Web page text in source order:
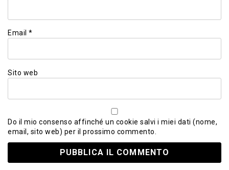
Email *
Sito web
Do il mio consenso affinché un cookie salvi i miei dati (nome,
email, sito web) per il prossimo commento.